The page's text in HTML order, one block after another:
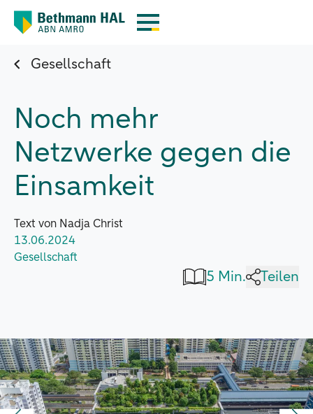
Gesellschaft
Noch mehr
Netzwerke gegen die
Einsamkeit
Text von Nadja Christ
13.06.2024
Gesellschaft
5 Min. Teilen